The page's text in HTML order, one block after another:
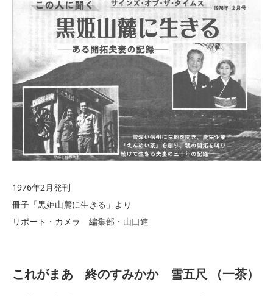
1976年2月発刊
冊子「黒姫山麓に生きる」より
リポート・カメラ 編集部・山口進
これがまあ 終のすみかか 雪五尺 （一茶）